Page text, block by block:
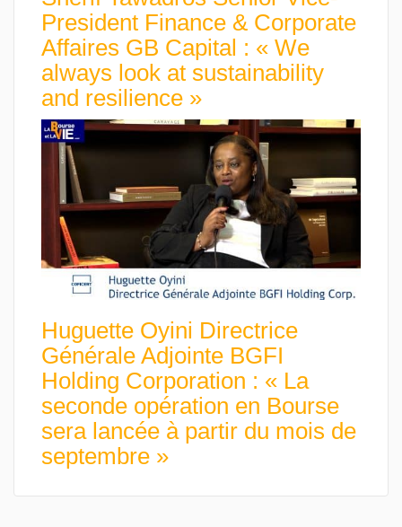
President Finance & Corporate
Affaires GB Capital : « We
always look at sustainability
and resilience »
Huguette Oyini Directrice
Générale Adjointe BGFI
Holding Corporation : « La
seconde opération en Bourse
sera lancée à partir du mois de
septembre »